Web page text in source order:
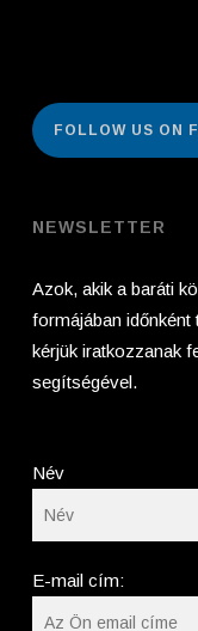
FOLLOW US ON
NEWSLETTER
Azok, akik a baráti
formájában időnként
kérjük iratkozzanak
segítségével.
Név
E-mail cím: